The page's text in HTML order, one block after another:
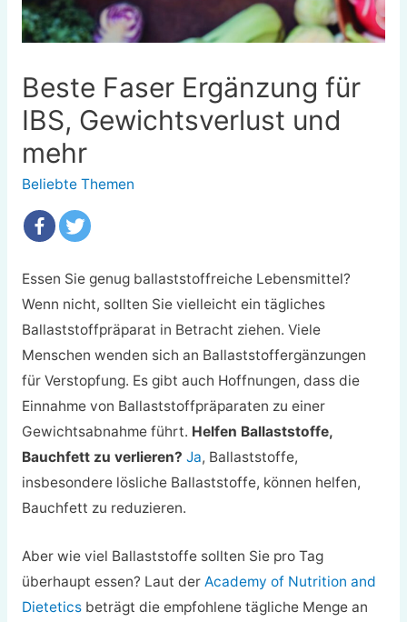
Beste Faser Ergänzung für
IBS, Gewichtsverlust und
mehr
Beliebte Themen
Essen Sie genug ballaststoffreiche Lebensmittel?
Wenn nicht, sollten Sie vielleicht ein tägliches
Ballaststoffpräparat in Betracht ziehen. Viele
Menschen wenden sich an Ballaststoffergänzungen
für Verstopfung. Es gibt auch Hoffnungen, dass die
Einnahme von Ballaststoffpräparaten zu einer
Gewichtsabnahme führt. Helfen Ballaststoffe,
Bauchfett zu verlieren? Ja, Ballaststoffe,
insbesondere lösliche Ballaststoffe, können helfen,
Bauchfett zu reduzieren.
Aber wie viel Ballaststoffe sollten Sie pro Tag
überhaupt essen? Laut der Academy of Nutrition and
Dieteticsbeträgt die empfohlene tägliche Menge an